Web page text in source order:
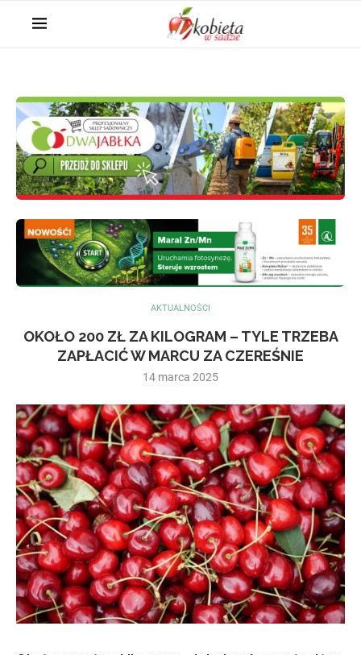
AKTUALNOŚCI
OKOŁO 200 ZŁ ZA KILOGRAM – TYLE TRZEBA
ZAPŁACIĆ W MARCU ZA CZEREŚNIE
14 marca 2025